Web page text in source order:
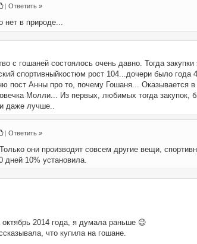
| Ответить »
в природе...
с гошаней состоялось очень давно. Тогда
спортивныйкостюм рост 104...дочери было года
пост Анны про то, почему Гошаня... Оказывается
Молли... Из первых, любимых тогда закупок,
даже лучше..
| Ответить »
они производят совсем другие вещи,
дней 10% установила.
2014 года, я думала раньше 😉
что купила на гошане.